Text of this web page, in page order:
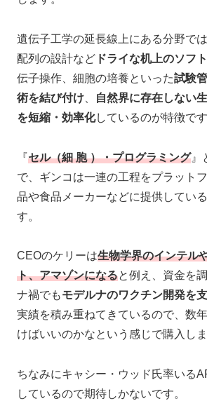
遺伝子工学の延長線上にある分野で
配列の設計など ドライな机上のソフ
伝子操作、細胞の培養といった試験
術を結び付け
自然界に存在しない
を短縮・効率化しているのが特徴です
『セル（細 胞 ）・プログラミング』
で、ギンコは一連の工程をプラット
品や食品メーカーなどに提供してい
す。
CEOのケリーは生物学界のインテル
ト、アマゾンになると例え、資金を
ナ禍でもモデルナのワクチン開発を
実績を積み重ねてきているので、数
けばいいのかなという感じで購入しま
ちなみにキャシー・ウッド氏率いる
しているので期待しかないです。